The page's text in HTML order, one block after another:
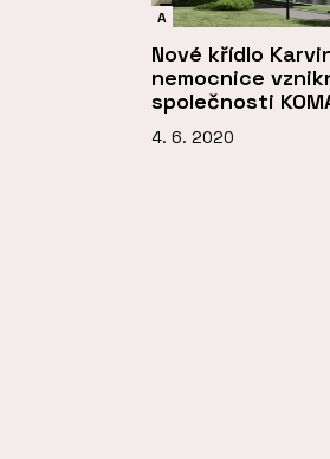
A
Nové křídlo
nemocnice
společnosti
4. 6. 2020